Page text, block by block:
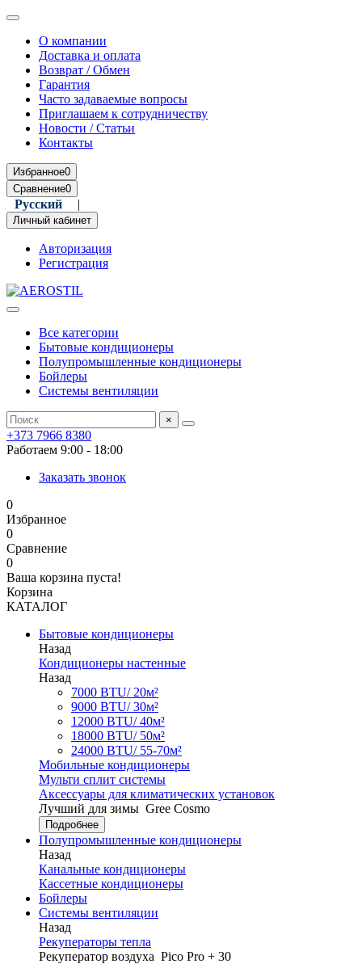
О компании
Доставка и оплата
Возврат / Обмен
Гарантия
Часто задаваемые вопросы
Приглашаем к сотрудничеству
Новости / Статьи
Контакты
Избранное0
Сравнение0
Русский |
Личный кабинет
Авторизация
Регистрация
Все категории
Бытовые кондиционеры
Полупромышленные кондиционеры
Бойлеры
Системы вентиляции
×
+373 7966 8380
Работаем 9:00 - 18:00
Заказать звонок
0
Избранное
0
Сравнение
0
Ваша корзина пуста!
Корзина
КАТАЛОГ
Бытовые кондиционеры
Назад
Кондиционеры настенные
Назад
7000 BTU/ 20м²
9000 BTU/ 30м²
12000 BTU/ 40м²
18000 BTU/ 50м²
24000 BTU/ 55-70м²
Мобильные кондиционеры
Мульти сплит системы
Аксессуары для климатических установок
Лучший для зимы Gree Cosmo
Подробнее
Полупромышленные кондиционеры
Назад
Канальные кондиционеры
Кассетные кондиционеры
Бойлеры
Системы вентиляции
Назад
Рекуператоры тепла
Рекуператор воздуха Pico Pro + 30